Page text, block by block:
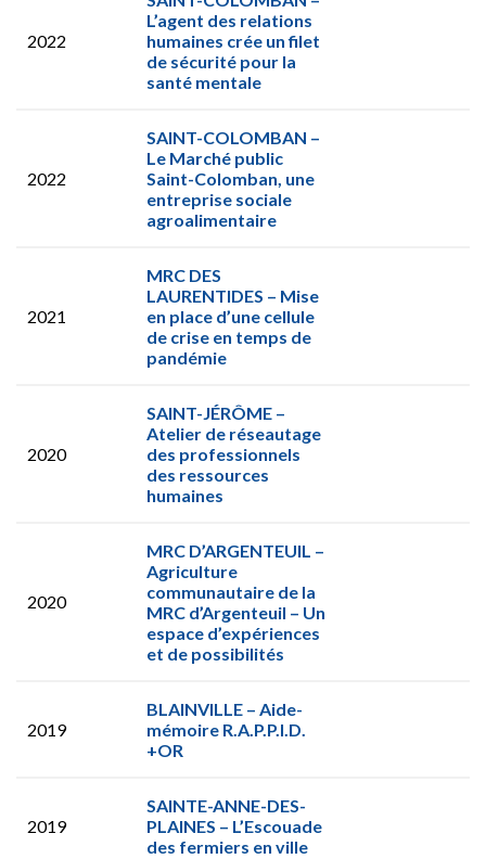
2022
L’agent des relations
humaines crée un filet
de sécurité pour la
santé mentale
2022
SAINT-COLOMBAN –
Le Marché public
Saint-Colomban, une
entreprise sociale
agroalimentaire
2021
MRC DES
LAURENTIDES – Mise
en place d’une cellule
de crise en temps de
pandémie
2020
SAINT-JÉRÔME –
Atelier de réseautage
des professionnels
des ressources
humaines
2020
MRC D’ARGENTEUIL –
Agriculture
communautaire de la
MRC d’Argenteuil – Un
espace d’expériences
et de possibilités
2019
BLAINVILLE – Aide-
mémoire R.A.P.P.I.D.
+OR
2019
SAINTE-ANNE-DES-
PLAINES – L’Escouade
des fermiers en ville